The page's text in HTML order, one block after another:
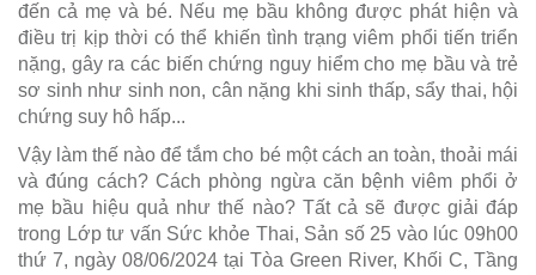
đến cả mẹ và bé. Nếu mẹ bầu không được phát hiện và
điều trị kịp thời có thể khiến tình trạng viêm phổi tiến triển
nặng, gây ra các biến chứng nguy hiểm cho mẹ bầu và trẻ
sơ sinh như sinh non, cân nặng khi sinh thấp, sẩy thai, hội
chứng suy hô hấp...
Vậy làm thế nào để tắm cho bé một cách an toàn, thoải mái
và đúng cách? Cách phòng ngừa căn bệnh viêm phổi ở
mẹ bầu hiệu quả như thế nào? Tất cả sẽ được giải đáp
trong Lớp tư vấn Sức khỏe Thai, Sản số 25 vào lúc 09h00
thứ 7, ngày 08/06/2024 tại Tòa Green River, Khối C, Tầng